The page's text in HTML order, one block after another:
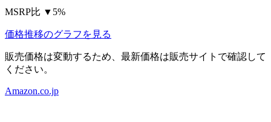
MSRP比 ▼5%
価格推移のグラフを見る
販売価格は変動するため、最新価格は販売サイトで確認して
ください。
Amazon.co.jp